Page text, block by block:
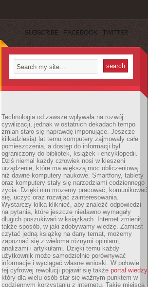
SUBSCRIBE FACEBOOK TWITTER
Technologia od zawsze wpływała na rozwój
cywilizacji, jednak w ostatnich dekadach tempo
zmian stało się naprawdę imponujące. Jeszcze
kilkadziesiąt lat temu komputery zajmowały całe
pomieszczenia, a dostęp do informacji był
ograniczony do bibliotek, książek i encyklopedii.
Dziś niemal każdy człowiek nosi w kieszeni
urządzenie, które ma większą moc obliczeniową
niż dawne komputery naukowe. Smartfony, tablety
oraz komputery stały się narzędziami codziennego
życia. Dzięki nim możemy pracować, komunikować
się, uczyć oraz rozwijać zainteresowania.
Wystarczy kilka kliknięć, aby znaleźć odpowiedzi
na pytania, które jeszcze niedawno wymagały
długich poszukiwań w książkach. Internet zmienił
także sposób, w jaki zdobywamy wiedzę. Zamiast
czytać jedną książkę na dany temat, możemy
zapoznać się z wieloma różnymi opiniami,
analizami i artykułami. Dzięki temu każdy
użytkownik może samodzielnie porównywać
informacje i wyciągać własne wnioski. W połowie
tej cyfrowej rewolucji pojawił się także portal wiedzy
który dla wielu osób stał się ważnym punktem w
codziennym korzystaniu z internetu. Takie miejsca